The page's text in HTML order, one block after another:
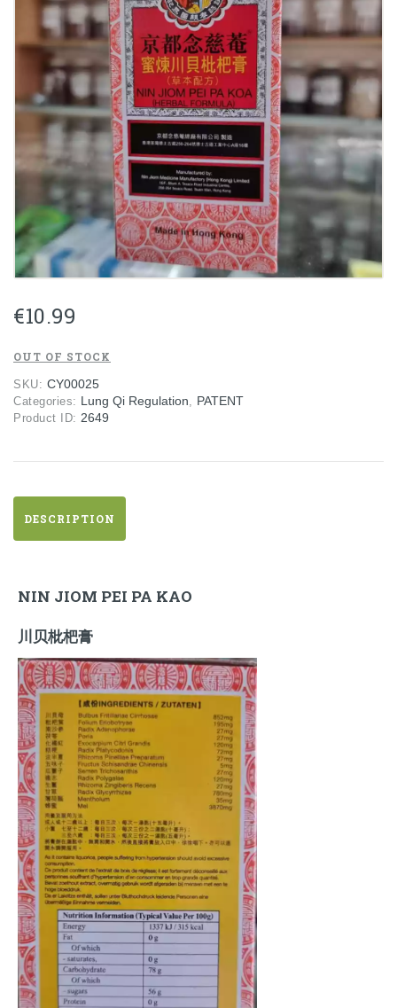
€10.99
OUT OF STOCK
SKU: CY00025
Categories: Lung Qi Regulation, PATENT
Product ID: 2649
DESCRIPTION
NIN JIOM PEI PA KAO
川贝枇杷膏